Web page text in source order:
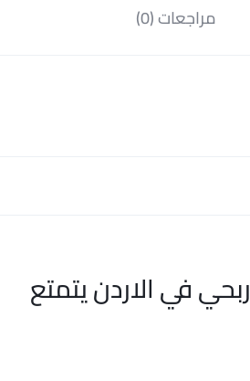
مراجعات (0)
في الاردن يتمتع